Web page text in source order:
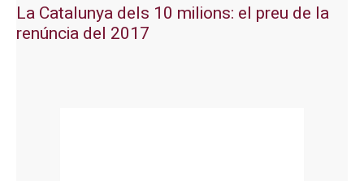
La Catalunya dels 10 milions: el preu de la
renúncia del 2017